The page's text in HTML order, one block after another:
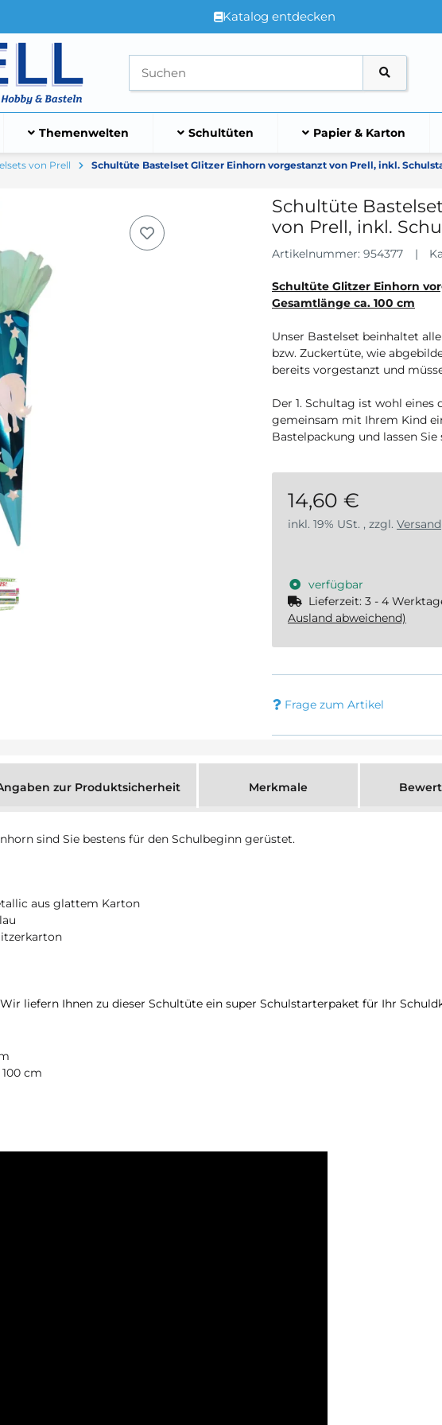
Katalog entdecken
Themenwelten Schultüten Papier & Karton
von Prell Schultüte Bastelset Glitzer Einhorn vorgestanzt von Prell, inkl.
Schultüte
von Prell, inkl.
Artikelnummer: 954377
Schultüte Glitzer Einhorn
Gesamtlänge ca. 100 cm
Unser Bastelset beinhaltet
bzw. Zuckertüte, wie
bereits vorgestanzt und
Der 1. Schultag ist wohl eines
gemeinsam mit Ihrem Kind
Bastelpackung und lassen
14,60 €
inkl. 19% USt. , zzgl. Versand
verfügbar
Lieferzeit: 3 - 4
Ausland abweichend)
Frage zum Artikel
zur Produktsicherheit Merkmale
sind Sie bestens für den Schulbeginn gerüstet.
aus glattem Karton
Wir liefern Ihnen zu dieser Schultüte ein super Schulstarterpaket für Ihr
cm